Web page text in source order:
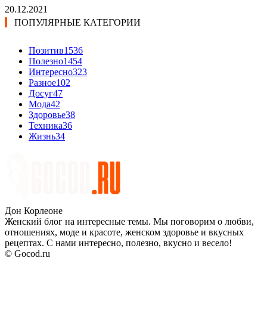
20.12.2021
ПОПУЛЯРНЫЕ КАТЕГОРИИ
Позитив1536
Полезно1454
Интересно323
Разное102
Досуг47
Мода42
Здоровье38
Техника36
Жизнь34
Дон Корлеоне
Женский блог на интересные темы. Мы поговорим о любви,
отношениях, моде и красоте, женском здоровье и вкусных
рецептах. С нами интересно, полезно, вкусно и весело!
© Gocod.ru